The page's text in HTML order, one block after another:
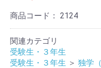
商品コード： 2124
関連カテゴリ
受験生・３年生
受験生・３年生 ＞ 独学